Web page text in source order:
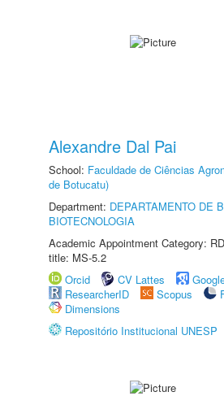
Alexandre Dal Pai
School: Faculdade de Ciências
de Botucatu)
Department: DEPARTAMENTO DE
BIOTECNOLOGIA
Academic Appointment Category:
title: MS-5.2
Orcid
CV Lattes
ResearcherID
Scopus
Dimensions
Repositório Institucional UNESP